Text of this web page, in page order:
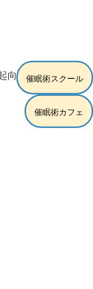
向け）催眠術スクール
催眠術カフェ